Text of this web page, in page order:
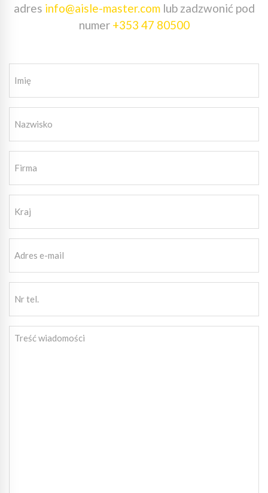
adres info@aisle-master.comlub zadzwonić pod
numer +353 47 80500
(wymagane)
(wymagane)
(wymagane)
e-
mail
tel.
Treść